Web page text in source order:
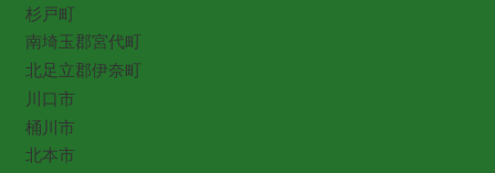
杉戸町
南埼玉郡宮代町
北足立郡伊奈町
川口市
桶川市
北本市